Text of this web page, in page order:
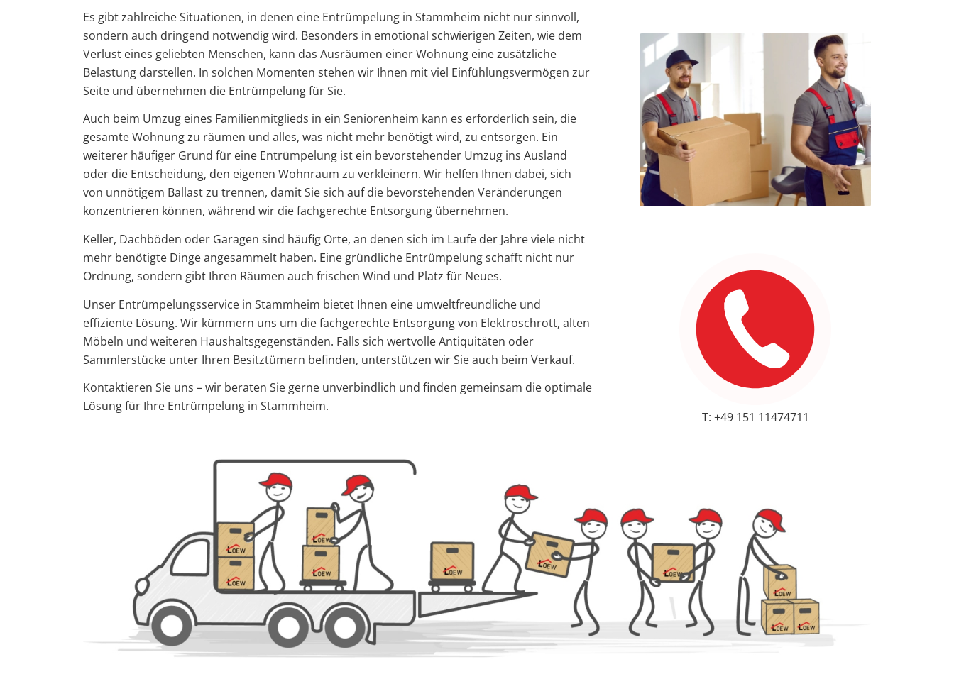
Es gibt zahlreiche Situationen, in denen eine Entrümpelung in Stammheim nicht nur sinnvoll,
sondern auch dringend notwendig wird. Besonders in emotional schwierigen Zeiten, wie dem
Verlust eines geliebten Menschen, kann das Ausräumen einer Wohnung eine zusätzliche
Belastung darstellen. In solchen Momenten stehen wir Ihnen mit viel Einfühlungsvermögen zur
Seite und übernehmen die Entrümpelung für Sie.
Auch beim Umzug eines Familienmitglieds in ein Seniorenheim kann es erforderlich sein, die
gesamte Wohnung zu räumen und alles, was nicht mehr benötigt wird, zu entsorgen. Ein
weiterer häufiger Grund für eine Entrümpelung ist ein bevorstehender Umzug ins Ausland
oder die Entscheidung, den eigenen Wohnraum zu verkleinern. Wir helfen Ihnen dabei, sich
von unnötigem Ballast zu trennen, damit Sie sich auf die bevorstehenden Veränderungen
konzentrieren können, während wir die fachgerechte Entsorgung übernehmen.
Keller, Dachböden oder Garagen sind häufig Orte, an denen sich im Laufe der Jahre viele nicht
mehr benötigte Dinge angesammelt haben. Eine gründliche Entrümpelung schafft nicht nur
Ordnung, sondern gibt Ihren Räumen auch frischen Wind und Platz für Neues.
Unser Entrümpelungsservice in Stammheim bietet Ihnen eine umweltfreundliche und
effiziente Lösung. Wir kümmern uns um die fachgerechte Entsorgung von Elektroschrott, alten
Möbeln und weiteren Haushaltsgegenständen. Falls sich wertvolle Antiquitäten oder
Sammlerstücke unter Ihren Besitztümern befinden, unterstützen wir Sie auch beim Verkauf.
Kontaktieren Sie uns – wir beraten Sie gerne unverbindlich und finden gemeinsam die optimale
Lösung für Ihre Entrümpelung in Stammheim.
T: +49 151 11474711